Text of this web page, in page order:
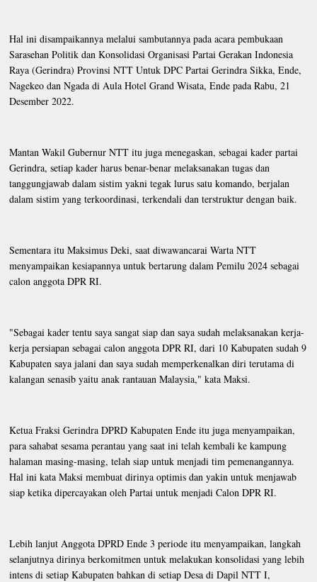
Hal ini disampaikannya melalui sambutannya pada acara pembukaan
Sarasehan Politik dan Konsolidasi Organisasi Partai Gerakan Indonesia
Raya (Gerindra) Provinsi NTT Untuk DPC Partai Gerindra Sikka, Ende,
Nagekeo dan Ngada di Aula Hotel Grand Wisata, Ende pada Rabu, 21
Desember 2022.
Mantan Wakil Gubernur NTT itu juga menegaskan, sebagai kader partai
Gerindra, setiap kader harus benar-benar melaksanakan tugas dan
tanggungjawab dalam sistim yakni tegak lurus satu komando, berjalan
dalam sistim yang terkoordinasi, terkendali dan terstruktur dengan baik.
Sementara itu Maksimus Deki, saat diwawancarai Warta NTT
menyampaikan kesiapannya untuk bertarung dalam Pemilu 2024 sebagai
calon anggota DPR RI.
"Sebagai kader tentu saya sangat siap dan saya sudah melaksanakan kerja-
kerja persiapan sebagai calon anggota DPR RI, dari 10 Kabupaten sudah 9
Kabupaten saya jalani dan saya sudah memperkenalkan diri terutama di
kalangan senasib yaitu anak rantauan Malaysia," kata Maksi.
Ketua Fraksi Gerindra DPRD Kabupaten Ende itu juga menyampaikan,
para sahabat sesama perantau yang saat ini telah kembali ke kampung
halaman masing-masing, telah siap untuk menjadi tim pemenangannya.
Hal ini kata Maksi membuat dirinya optimis dan yakin untuk menjawab
siap ketika dipercayakan oleh Partai untuk menjadi Calon DPR RI.
Lebih lanjut Anggota DPRD Ende 3 periode itu menyampaikan, langkah
selanjutnya dirinya berkomitmen untuk melakukan konsolidasi yang lebih
intens di setiap Kabupaten bahkan di setiap Desa di Dapil NTT I,